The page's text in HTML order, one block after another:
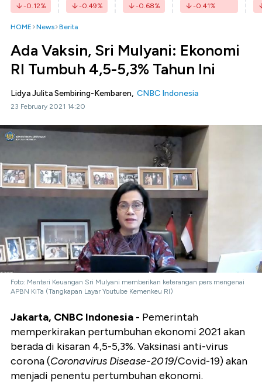
-0.12% -0.49% -0.68% -0.41%
HOME News Berita
Ada Vaksin, Sri Mulyani: Ekonomi
RI Tumbuh 4,5-5,3% Tahun Ini
Lidya Julita Sembiring-Kembaren, CNBC Indonesia
23 February 2021 14:20
Foto: Menteri Keuangan Sri Mulyani memberikan keterangan pers mengenai
APBN KiTa (Tangkapan Layar Youtube Kemenkeu RI)
Jakarta, CNBC Indonesia - Pemerintah
memperkirakan pertumbuhan ekonomi 2021 akan
berada di kisaran 4,5-5,3%. Vaksinasi anti-virus
corona (Coronavirus Disease-2019/Covid-19) akan
menjadi penentu pertumbuhan ekonomi.